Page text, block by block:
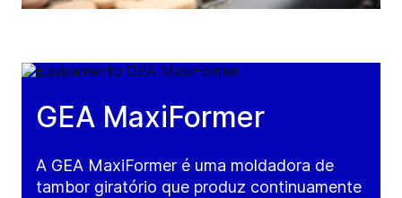
GEA MaxiFormer
A GEA MaxiFormer é uma moldadora de
tambor giratório que produz continuamente